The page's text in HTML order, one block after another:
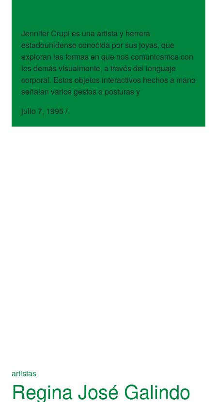
Jennifer Crupi es una artista y herrera
estadounidense conocida por sus joyas, que
exploran las formas en que nos comunicamos con
los demás visualmente, a través del lenguaje
corporal. Estos objetos interactivos hechos a mano
señalan varios gestos o posturas y
julio 7, 1995 /
artistas
Regina José Galindo